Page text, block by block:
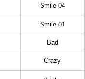
Smile 04
Smile 01
Bad
Crazy